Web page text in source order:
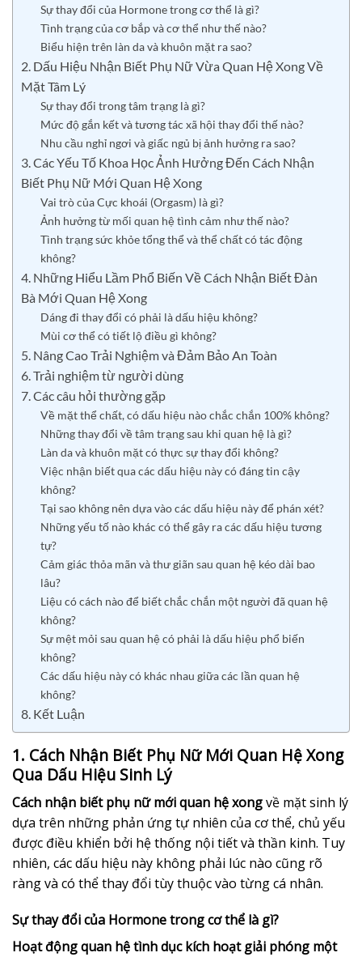
Sự thay đổi của Hormone trong cơ thể là gì?
Tình trạng của cơ bắp và cơ thể như thế nào?
Biểu hiện trên làn da và khuôn mặt ra sao?
2. Dấu Hiệu Nhận Biết Phụ Nữ Vừa Quan Hệ Xong Về
Mặt Tâm Lý
Sự thay đổi trong tâm trạng là gì?
Mức độ gắn kết và tương tác xã hội thay đổi thế nào?
Nhu cầu nghỉ ngơi và giấc ngủ bị ảnh hưởng ra sao?
3. Các Yếu Tố Khoa Học Ảnh Hưởng Đến Cách Nhận
Biết Phụ Nữ Mới Quan Hệ Xong
Vai trò của Cực khoái (Orgasm) là gì?
Ảnh hưởng từ mối quan hệ tình cảm như thế nào?
Tình trạng sức khỏe tổng thể và thể chất có tác động
không?
4. Những Hiểu Lầm Phổ Biến Về Cách Nhận Biết Đàn
Bà Mới Quan Hệ Xong
Dáng đi thay đổi có phải là dấu hiệu không?
Mùi cơ thể có tiết lộ điều gì không?
5. Nâng Cao Trải Nghiệm và Đảm Bảo An Toàn
6. Trải nghiệm từ người dùng
7. Các câu hỏi thường gặp
Về mặt thể chất, có dấu hiệu nào chắc chắn 100% không?
Những thay đổi về tâm trạng sau khi quan hệ là gì?
Làn da và khuôn mặt có thực sự thay đổi không?
Việc nhận biết qua các dấu hiệu này có đáng tin cậy
không?
Tại sao không nên dựa vào các dấu hiệu này để phán xét?
Những yếu tố nào khác có thể gây ra các dấu hiệu tương
tự?
Cảm giác thỏa mãn và thư giãn sau quan hệ kéo dài bao
lâu?
Liệu có cách nào để biết chắc chắn một người đã quan hệ
không?
Sự mệt mỏi sau quan hệ có phải là dấu hiệu phổ biến
không?
Các dấu hiệu này có khác nhau giữa các lần quan hệ
không?
8. Kết Luận
1. Cách Nhận Biết Phụ Nữ Mới Quan Hệ Xong
Qua Dấu Hiệu Sinh Lý
Cách nhận biết phụ nữ mới quan hệ xongvề mặt sinh lý
dựa trên những phản ứng tự nhiên của cơ thể, chủ yếu
được điều khiển bởi hệ thống nội tiết và thần kinh. Tuy
nhiên, các dấu hiệu này không phải lúc nào cũng rõ
ràng và có thể thay đổi tùy thuộc vào từng cá nhân.
Sự thay đổi của Hormone trong cơ thể là gì?
Hoạt động quan hệ tình dục kích hoạt giải phóng một